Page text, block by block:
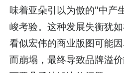
味着亚朵引以为傲的"中产
峻考验。这种发展失衡犹
看似宏伟的商业版图可能
而崩塌，最终导致品牌溢